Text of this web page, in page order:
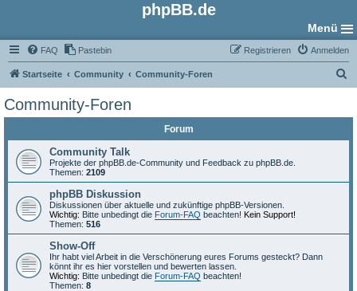
phpBB.de
Menü
FAQ Pastebin Anmelden
Registrieren
Startseite Community Community-Foren
Community-Foren
Forum
Community Talk
Projekte der phpBB.de-Community und Feedback zu phpBB.de.
Themen: 2109
phpBB Diskussion
Diskussionen über aktuelle und zukünftige phpBB-Versionen.
Wichtig: Bitte unbedingt die Forum-FAQ beachten! Kein Support!
Themen: 516
Show-Off
Ihr habt viel Arbeit in die Verschönerung eures Forums gesteckt? Dann
könnt ihr es hier vorstellen und bewerten lassen.
Wichtig: Bitte unbedingt die Forum-FAQ beachten!
Themen: 8